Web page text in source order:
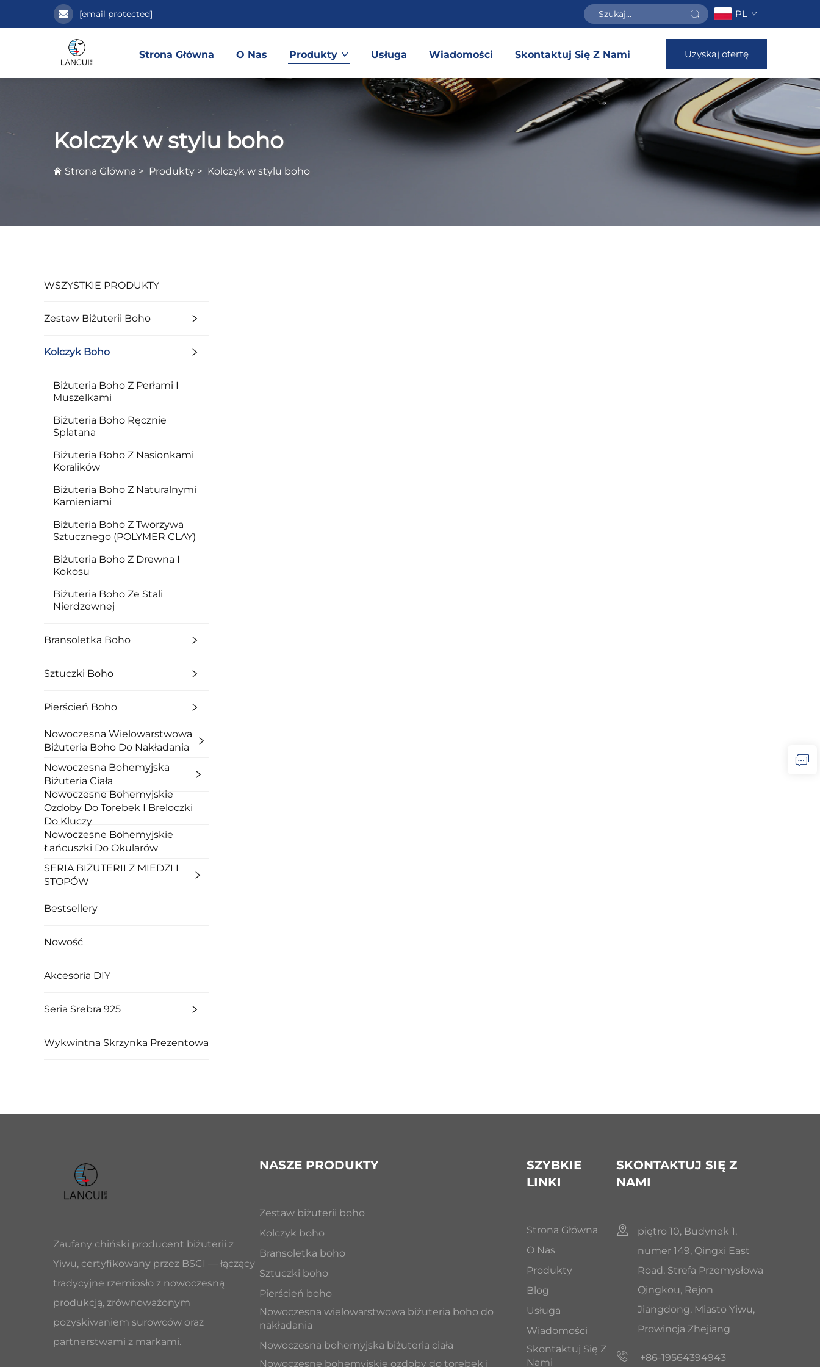
[email protected] PL
Strona Główna O Nas Produkty Usługa Wiadomości Skontaktuj Się Z Nami Uzyskaj ofertę
Kolczyk w stylu boho
Strona Główna > Produkty > Kolczyk w stylu boho
WSZYSTKIE PRODUKTY
Zestaw Biżuterii Boho
Kolczyk Boho
Biżuteria Boho Z Perłami I
Muszelkami
Biżuteria Boho Ręcznie
Splatana
Biżuteria Boho Z Nasionkami
Koralików
Biżuteria Boho Z Naturalnymi
Kamieniami
Biżuteria Boho Z Tworzywa
Sztucznego (POLYMER CLAY)
Biżuteria Boho Z Drewna I
Kokosu
Biżuteria Boho Ze Stali
Nierdzewnej
Bransoletka Boho
Sztuczki Boho
Pierścień Boho
Nowoczesna Wielowarstwowa
Biżuteria Boho Do Nakładania
Nowoczesna Bohemyjska
Biżuteria Ciała
Nowoczesne Bohemyjskie
Ozdoby Do Torebek I Breloczki
Do Kluczy
Nowoczesne Bohemyjskie
Łańcuszki Do Okularów
SERIA BIŻUTERII Z MIEDZI I
STOPÓW
Bestsellery
Nowość
Akcesoria DIY
Seria Srebra 925
Wykwintna Skrzynka Prezentowa
Zaufany chiński producent biżuterii z
Yiwu, certyfikowany przez BSCI — łączący
tradycyjne rzemiosło z nowoczesną
produkcją, zrównoważonym
pozyskiwaniem surowców oraz
partnerstwami z markami.
NASZE PRODUKTY
Zestaw biżuterii boho
Kolczyk boho
Bransoletka boho
Sztuczki boho
Pierścień boho
Nowoczesna wielowarstwowa biżuteria boho do
nakładania
Nowoczesna bohemyjska biżuteria ciała
Nowoczesne bohemyjskie ozdoby do torebek i
SZYBKIE
LINKI
Strona Główna
O Nas
Produkty
Blog
Usługa
Wiadomości
Skontaktuj Się Z
Nami
SKONTAKTUJ SIĘ Z
NAMI
piętro 10, Budynek 1,
numer 149, Qingxi East
Road, Strefa Przemysłowa
Qingkou, Rejon
Jiangdong, Miasto Yiwu,
Prowincja Zhejiang
+86-19564394943